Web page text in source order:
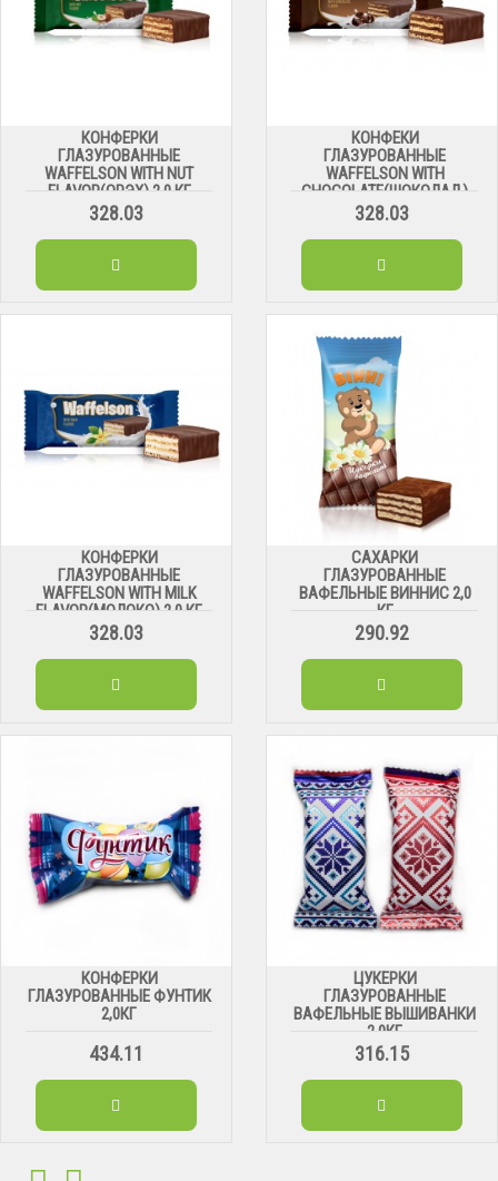
КОНФЕРКИ
ГЛАЗУРОВАННЫЕ
WAFFELSON WITH NUT
FLAVOR(ОРЭХ) 2,0 КГ
328.03
КОНФЕКИ
ГЛАЗУРОВАННЫЕ
WAFFELSON WITH
CHOCOLATE(ШОКОЛАД)
2,0 КГ
328.03
КОНФЕРКИ
ГЛАЗУРОВАННЫЕ
WAFFELSON WITH MILK
FLAVOR(МОЛОКО) 2,0 КГ
328.03
САХАРКИ
ГЛАЗУРОВАННЫЕ
ВАФЕЛЬНЫЕ ВИННИС 2,0
КГ
290.92
КОНФЕРКИ
ГЛАЗУРОВАННЫЕ ФУНТИК
2,0КГ
434.11
ЦУКЕРКИ
ГЛАЗУРОВАННЫЕ
ВАФЕЛЬНЫЕ ВЫШИВАНКИ
2,0КГ
316.15